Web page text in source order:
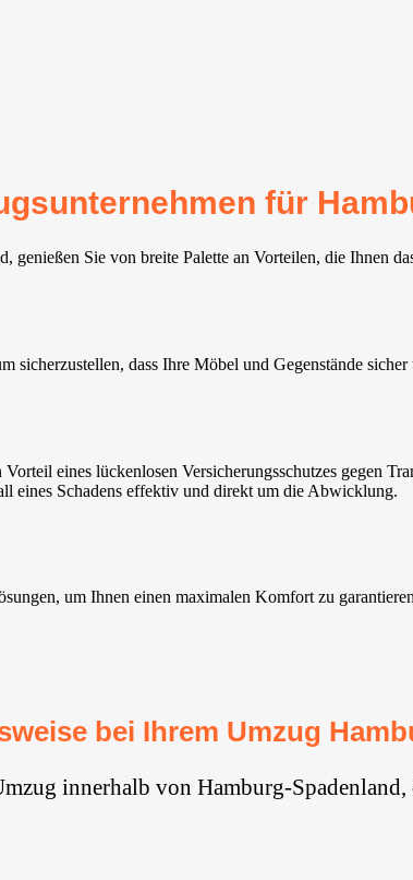
für
Sie von breite Palette an Vorteilen, die Ihnen
sicherzustellen, dass Ihre Möbel und Gegenstände
eines lückenlosen Versicherungsschutzes gegen
eines Schadens effektiv und direkt um die Abwicklung.
um Ihnen einen maximalen Komfort zu
bei Ihrem Umzug
innerhalb von Hamburg-